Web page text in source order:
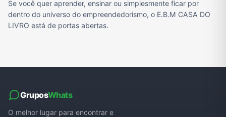
Se você quer aprender, ensinar ou simplesmente ficar por
dentro do universo do empreendedorismo, o E.B.M CASA DO
LIVRO está de portas abertas.
GruposWhats
O melhor lugar para encontrar e